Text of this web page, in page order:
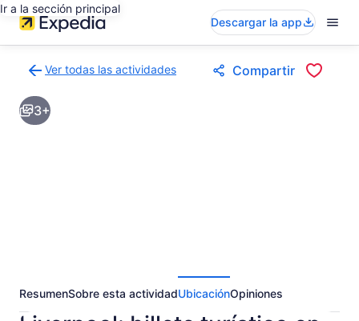
Ir a la sección principal
Descargar la app
Ver todas las actividades
a
la
página
Compartir
3+
ResumenSobre esta actividadUbicaciónOpiniones